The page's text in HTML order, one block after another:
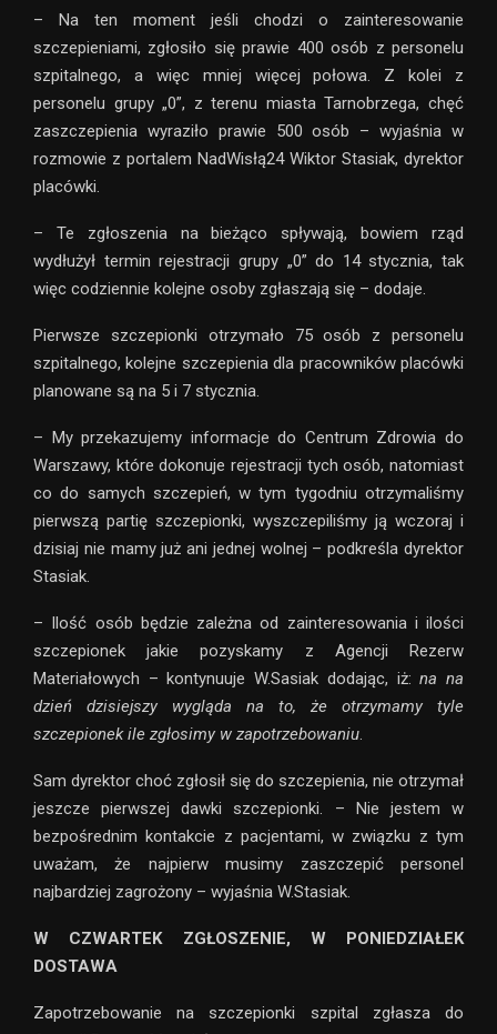
– Na ten moment jeśli chodzi o zainteresowanie
szczepieniami, zgłosiło się prawie 400 osób z personelu
szpitalnego, a więc mniej więcej połowa. Z kolei z
personelu grupy „0”, z terenu miasta Tarnobrzega, chęć
zaszczepienia wyraziło prawie 500 osób – wyjaśnia w
rozmowie z portalem NadWisłą24 Wiktor Stasiak, dyrektor
placówki.
– Te zgłoszenia na bieżąco spływają, bowiem rząd
wydłużył termin rejestracji grupy „0” do 14 stycznia, tak
więc codziennie kolejne osoby zgłaszają się – dodaje.
Pierwsze szczepionki otrzymało 75 osób z personelu
szpitalnego, kolejne szczepienia dla pracowników placówki
planowane są na 5 i 7 stycznia.
– My przekazujemy informacje do Centrum Zdrowia do
Warszawy, które dokonuje rejestracji tych osób, natomiast
co do samych szczepień, w tym tygodniu otrzymaliśmy
pierwszą partię szczepionki, wyszczepiliśmy ją wczoraj i
dzisiaj nie mamy już ani jednej wolnej – podkreśla dyrektor
Stasiak.
– Ilość osób będzie zależna od zainteresowania i ilości
szczepionek jakie pozyskamy z Agencji Rezerw
Materiałowych – kontynuuje W.Sasiak dodając, iż:na na
dzień dzisiejszy wygląda na to, że otrzymamy tyle
szczepionek ile zgłosimy w zapotrzebowaniu.
Sam dyrektor choć zgłosił się do szczepienia, nie otrzymał
jeszcze pierwszej dawki szczepionki. – Nie jestem w
bezpośrednim kontakcie z pacjentami, w związku z tym
uważam, że najpierw musimy zaszczepić personel
najbardziej zagrożony – wyjaśnia W.Stasiak.
W CZWARTEK ZGŁOSZENIE, W PONIEDZIAŁEK
DOSTAWA
Zapotrzebowanie na szczepionki szpital zgłasza do